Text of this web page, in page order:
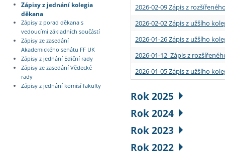
Zápisy z jednání kolegia
děkana
Zápisy z porad děkana s
vedoucími základních součástí
Zápisy ze zasedání
Akademického senátu FF UK
Zápisy z jednání Ediční rady
Zápisy ze zasedání Vědecké
rady
Zápisy z jednání komisí fakulty
2026-02-09 Zápis z
2026-02-02 Zápis z užšího
2026-01-26 Zápis z užšího
2026-01-12 Zápis z
2026-01-05 Zápis z užšího
Rok 2025
Rok 2024
Rok 2023
Rok 2022